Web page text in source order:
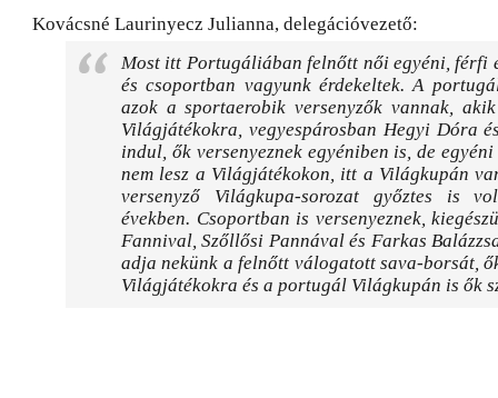
Kovácsné Laurinyecz Julianna, delegációvezető:
Most itt Portugáliában felnőtt női egyéni, férfi
és csoportban vagyunk érdekeltek. A
azok a sportaerobik versenyzők vannak,
Világjátékokra, vegyespárosban Hegyi Dóra
indul, ők versenyeznek egyéniben is, de egyéni
nem lesz a Világjátékokon, itt a Világkupán
versenyző Világkupa-sorozat győztes is
években. Csoportban is versenyeznek,
Fannival, Szőllősi Pannával és Farkas
adja nekünk a felnőtt válogatott sava-borsát,
Világjátékokra és a portugál Világkupán is ők